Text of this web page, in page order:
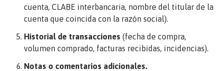
cuenta, CLABE interbancaria, nombre del titular de la
cuenta que coincida con la razón social).
Historial de transacciones (fecha de compra,
volumen comprado, facturas recibidas, incidencias).
Notas o comentarios adicionales.